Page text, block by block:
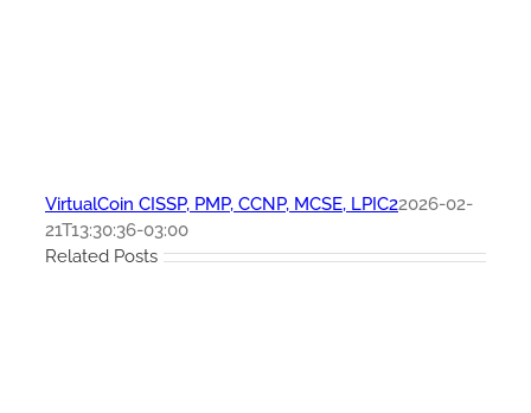
VirtualCoin CISSP, PMP, CCNP, MCSE, LPIC22026-02-
21T13:30:36-03:00
Related Posts